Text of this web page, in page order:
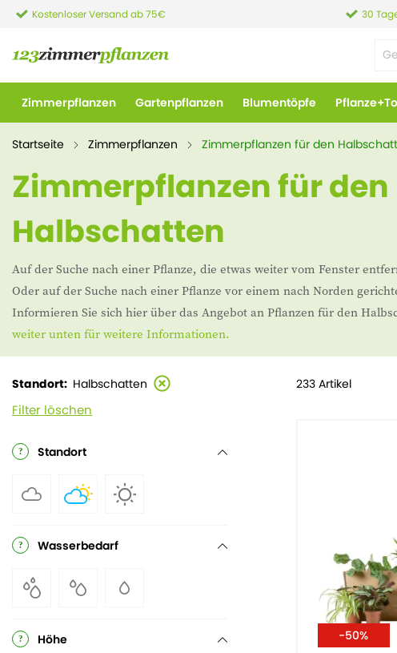
Kostenloser Versand ab 75€ 30
Zimmerpflanzen Gartenpflanzen Blumentöpfe
Startseite Zimmerpflanzen Zimmerpflanzen für den
Zimmerpflanzen für den
Halbschatten
Auf der Suche nach einer Pflanze, die etwas weiter vom Fenster
Oder auf der Suche nach einer Pflanze vor einem nach Norden
Informieren Sie sich hier über das Angebot an Pflanzen für den
weiter unten für weitere Informationen.
233 Artikel
-50%
Standort Halbschatten
Filter löschen
Standort
Wasserbedarf
Höhe